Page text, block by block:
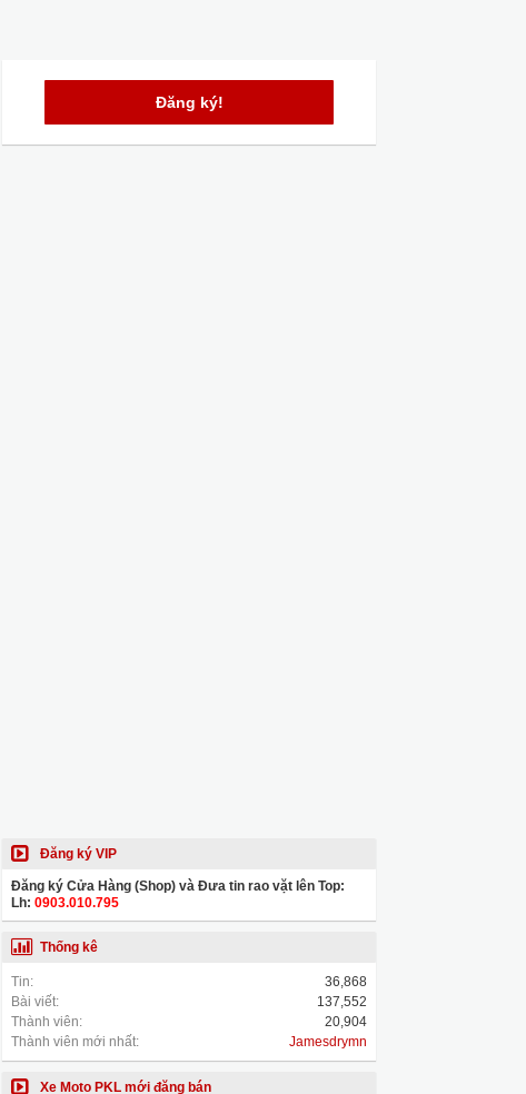
Đăng ký!
Đăng ký VIP
Đăng ký Cửa Hàng (Shop) và Đưa tin rao vặt lên Top:
Lh: 0903.010.795
Thống kê
Tin:
36,868
Bài viết:
137,552
Thành viên:
20,904
Thành viên mới nhất:
Jamesdrymn
Xe Moto PKL mới đăng bán